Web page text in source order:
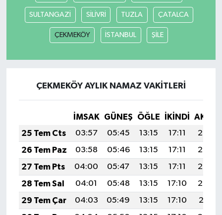
SULTANGAZİ SİLİVRİ TUZLA ÇATALCA
ÇEKMEKÖY İSTANBUL ŞİLE
ÇEKMEKÖY AYLIK NAMAZ VAKITLERI
İMSAK GÜNEŞ ÖĞLE İKINDI
25 Tem Cts
03:57 05:45 13:15 17:11
20:34
26 Tem Paz
03:58 05:46 13:15 17:11
20:34
27 Tem Pts
04:00 05:47 13:15 17:11
20:33
28 Tem Sal
04:01 05:48 13:15 17:10
20:32
29 Tem Çar
04:03 05:49 13:15 17:10
20:31